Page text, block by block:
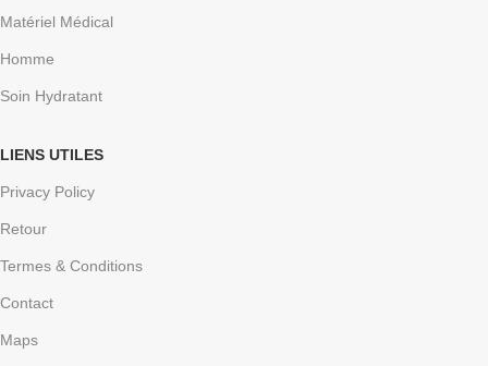
Matériel Médical
Homme
Soin Hydratant
LIENS UTILES
Privacy Policy
Retour
Termes & Conditions
Contact
Maps